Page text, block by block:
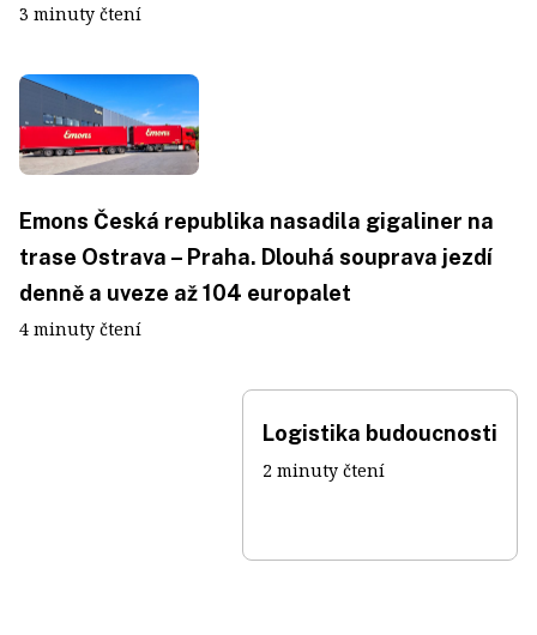
3 minuty čtení
Emons Česká republika nasadila gigaliner na
trase Ostrava – Praha. Dlouhá souprava jezdí
denně a uveze až 104 europalet
4 minuty čtení
Logistika budoucnosti
2 minuty čtení